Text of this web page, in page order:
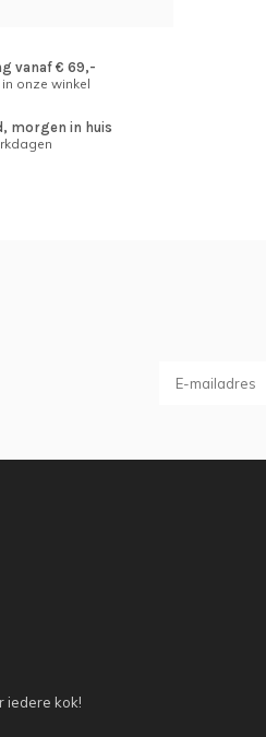
vanaf € 69,-
onze winkel
morgen in huis
iedere kok!